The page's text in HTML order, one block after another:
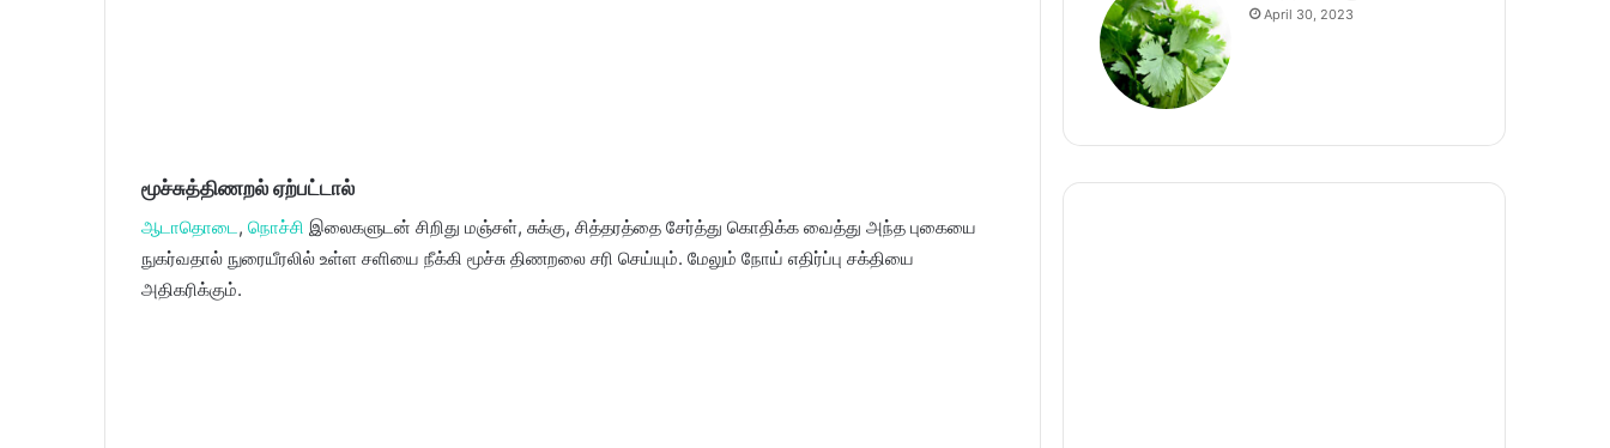
மூச்சுத்திணறல் ஏற்பட்டால்
ஆடாதொடை, நொச்சி இலைகளுடன் சிறிது மஞ்சள், சுக்கு, சித்தரத்தை சேர்த்து கொதிக்க வைத்து அந்த புகையை
நுகர்வதால் நுரையீரலில் உள்ள சளியை நீக்கி மூச்சு திணறலை சரி செய்யும். மேலும் நோய் எதிர்ப்பு சக்தியை
அதிகரிக்கும்.
April 30, 2023